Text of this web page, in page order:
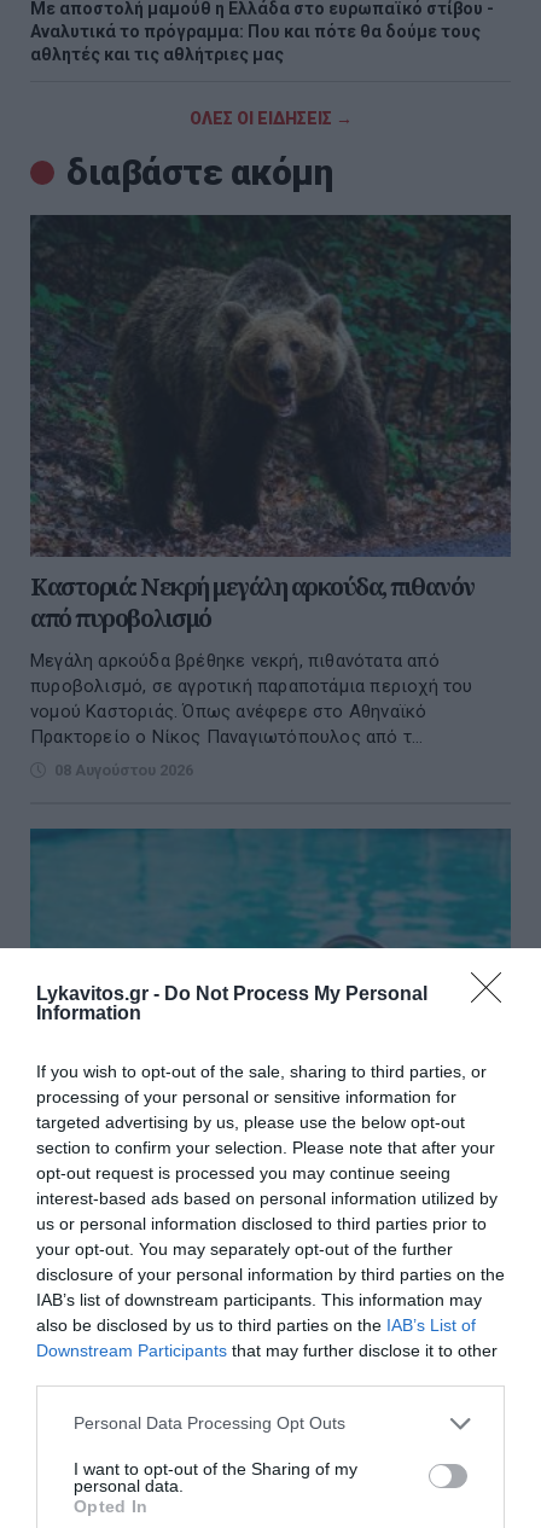
Lykavitos.gr - Do Not Process My Personal
Information
If you wish to opt-out of the sale, sharing to third parties, or
processing of your personal or sensitive information for
targeted advertising by us, please use the below opt-out
section to confirm your selection. Please note that after your
opt-out request is processed you may continue seeing
interest-based ads based on personal information utilized by
us or personal information disclosed to third parties prior to
your opt-out. You may separately opt-out of the further
disclosure of your personal information by third parties on the
IAB’s list of downstream participants. This information may
also be disclosed by us to third parties on the IAB’s List of
Downstream Participants that may further disclose it to other
Please note that this website/app uses one or more Google
not limited to your visit or usage behaviour. You may click to
grant or deny consent to Google and its third-party tags to
use your data for below specified purposes in below Google
Personal Data Processing Opt Outs
I want to opt-out of the Sharing of my
personal data.
Opted In
Με αποστολή μαμούθ η Ελλάδα στο ευρωπαϊκό στίβου -
Αναλυτικά το πρόγραμμα: Που και πότε θα δούμε τους
αθλητές και τις αθλήτριες μας
ΟΛΕΣ ΟΙ ΕΙΔΗΣΕΙΣ →
διαβάστε ακόμη
Καστοριά: Νεκρή μεγάλη αρκούδα, πιθανόν
από πυροβολισμό
Μεγάλη αρκούδα βρέθηκε νεκρή, πιθανότατα από
πυροβολισμό, σε αγροτική παραποτάμια περιοχή του
νομού Καστοριάς. Όπως ανέφερε στο Αθηναϊκό
Πρακτορείο ο Νίκος Παναγιωτόπουλος από τ...
08 Αυγούστου 2026
Πάρος: Πνίγηκε 4χρονος σε πισίνα beach bar -
Για ανθρωποκτονία από αμέλεια
κατηγορούνται οι γονείς και ο ιδιοκτήτης
Τραγωδία εκτυλίχτηκε στην Πάρο με 4χρονο παιδί να
χάνει τη ζωή του σε πισίνα beach bar. Σύμφωνα με
πληροφορίες, έχουν προσαχθεί οι γονείς του παιδιού
και ο ιδιοκτήτης του καταστήμα...
08 Αυγούστου 2026